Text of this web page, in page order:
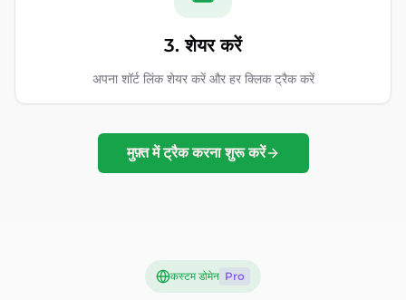
3. शेयर करें
अपना शॉर्ट लिंक शेयर करें और हर क्लिक ट्रैक करें
मुफ़्त में ट्रैक करना शुरू करें
कस्टम डोमेन Pro